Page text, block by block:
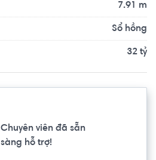
7.91 m
Sổ hồng
32 tỷ
Chuyên viên đã sẵn
sàng hỗ trợ!